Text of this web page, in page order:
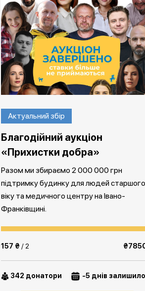
Актуальний збір
Благодійний аукціон
«Прихистки добра»
Разом ми збираємо 2 000 000 грн
підтримку будинку для людей старшого
віку та медичного центру на Івано-
Франківщині.
157 ₴ / 2
342 донатори -5 днів